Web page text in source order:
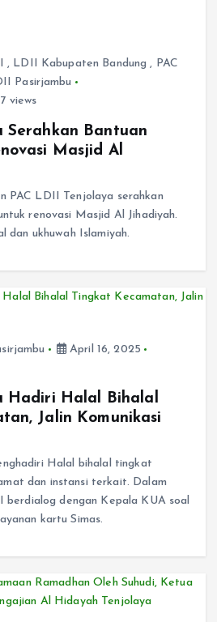
, LDII Kabupaten Bandung , PAC
Pasirjambu
views
Serahkan Bantuan
Masjid Al
PAC LDII Tenjolaya serahkan
renovasi Masjid Al Jihadiyah.
dan ukhuwah Islamiyah.
April 16, 2025
Hadiri Halal Bihalal
Jalin Komunikasi
Halal bihalal tingkat
dan instansi terkait. Dalam
dengan Kepala KUA soal
kartu Simas.